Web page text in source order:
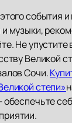
события
музыки,
Не упустите
Великой
Сочи.
степи»